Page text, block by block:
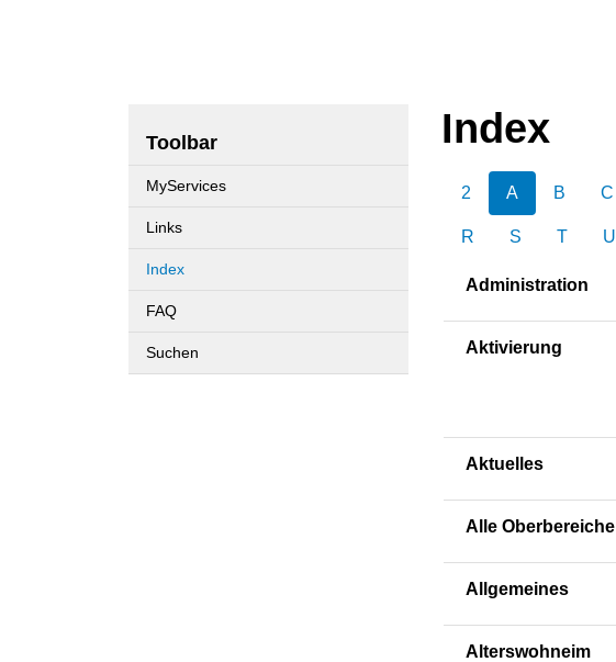
Toolbar
MyServices
Links
Index
FAQ
Suchen
Index
2 A B C
R S T U
Administration
Aktivierung
Aktuelles
Alle Oberbereiche
Allgemeines
Alterswohneim